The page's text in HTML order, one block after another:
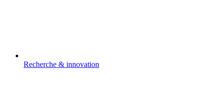
Recherche & innovation